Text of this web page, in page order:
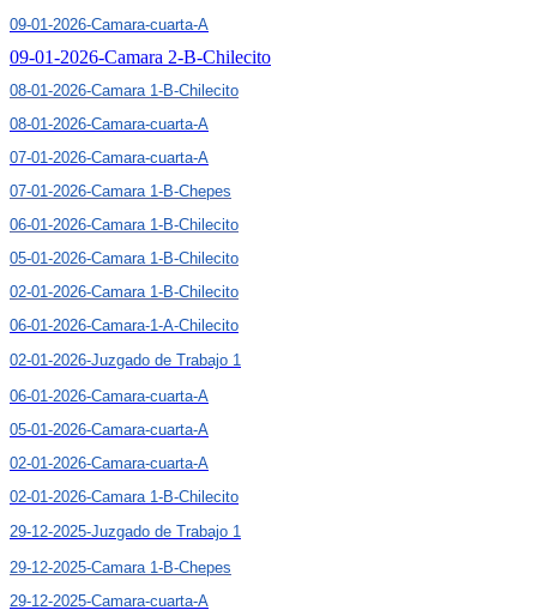
09-01-2026-Camara-cuarta-A
09-01-2026-Camara 2-B-Chilecito
08-01-2026-Camara 1-B-Chilecito
08-01-2026-Camara-cuarta-A
07-01-2026-Camara-cuarta-A
07-01-2026-Camara 1-B-Chepes
06-01-2026-Camara 1-B-Chilecito
05-01-2026-Camara 1-B-Chilecito
02-01-2026-Camara 1-B-Chilecito
06-01-2026-Camara-1-A-Chilecito
02-01-2026-Juzgado de Trabajo 1
06-01-2026-Camara-cuarta-A
05-01-2026-Camara-cuarta-A
02-01-2026-Camara-cuarta-A
02-01-2026-Camara 1-B-Chilecito
29-12-2025-Juzgado de Trabajo 1
29-12-2025-Camara 1-B-Chepes
29-12-2025-Camara-cuarta-A